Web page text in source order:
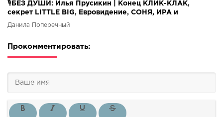
🎙БЕЗ ДУШИ: Илья Прусикин | Конец КЛИК-КЛАК,
секрет LITTLE BIG, Евровидение, СОНЯ, ИРА и
ДОБРЫНЯ.
Данила Поперечный
Прокомментировать: